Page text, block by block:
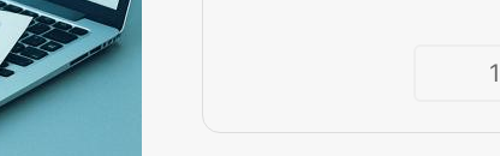
Кількість